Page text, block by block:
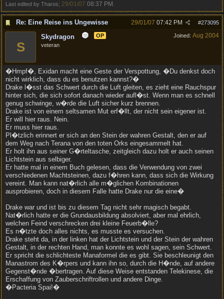
Last edited by Tharos; 29/01/07 08:37 PM
Re: Eine Reise ins Ungewisse #273095
29/01/07 07:42 PM
Joined: Aug 2004
S
Skydragon
OP
veteran
�Hmpf�, Exidan macht eine Geste der Verspottung, �Du denkst doch
nicht wirklich, dass du es benutzen kannst?�
Drake l�sst das Schwert durch die Luft gleiten, es zieht eine Rauchspur
hinter sich, die sich sofort danach wieder aufl�st. Wenn man es schnell
genug schwinge, w�rde die Luft sicher kurz brennen.
Drake ist von einem seltsamen Mut erf�llt, der nicht sein eigener ist.
Er will hier raus. Nein.
Er muss hier raus.
Pl�tzlich erinnert er sich an den Stein der wahren Gestalt, den er auf
dem Weg nach Terana von den toten Orks eingesammelt hat.
Er holt ihn aus seiner G�rteltasche, zeitgleich dazu holt er auch seinen
Lichtstein aus selbiger.
Er hatte mal in einem Buch gelesen, dass die Verwendung von zwei
verschiedenen Machtsteinen, dazu f�hren kann, dass sich die Wirkung
vereint. Man kann nat�rlich alle m�glichen Kombinationen
ausprobieren, doch in diesem Falle hatte Drake nur die eine�
Drake war und ist bis zu diesem Tag nicht sehr magisch begabt.
Nat�rlich hatte er die Grundausbildung absolviert, aber mal ehrlich,
welchen Feind verschrecken drei kleine Feuerb�lle?
Es n�tzte doch alles nichts, es musste es versuchen.
Drake steht da, in der linken hat der Lichtstein und der Stein der wahren
Gestalt, in der rechten Hand, man konnte es wohl sagen, sein Schwert.
Er spricht die schlichteste Manaformel die es gibt. Sie beschleunigt den
Manastrom des K�rpers und kann ihn so, durch die H�nde, auf andere
Gegenst�nde �bertragen. Auf diese Weise entstanden Telekinese, die
Erschaffung von Zauberschriftrollen und andere Dinge.
�Pacteria Spai!�